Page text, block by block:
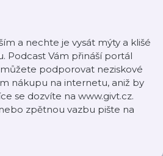
a nechte je vysát mýty a klišé
Podcast Vám přináší portál
podporovat neziskové
nákupu na internetu, aniž by
se dozvíte na www.givt.cz.
zpětnou vazbu pište na